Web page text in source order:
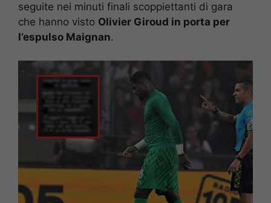
seguite nei minuti finali scoppiettanti di gara
che hanno visto Olivier Giroud in porta per
l’espulso Maignan.